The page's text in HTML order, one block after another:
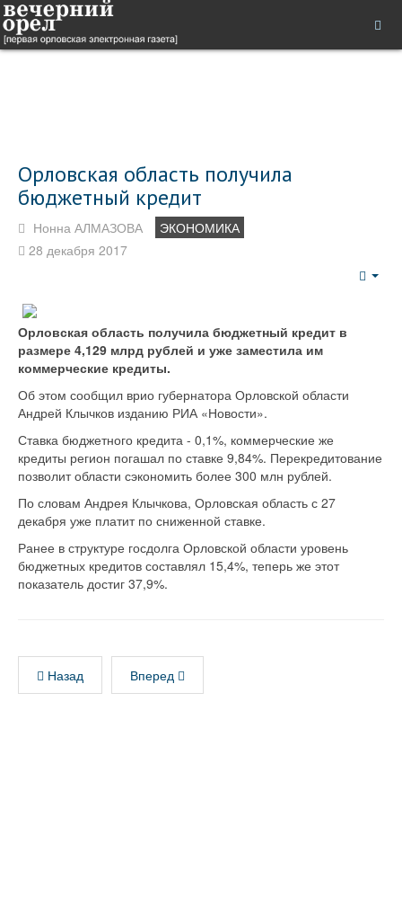
Орловская область получила
бюджетный кредит
Нонна АЛМАЗОВА
ЭКОНОМИКА
28 декабря 2017
Орловская область получила бюджетный кредит в
размере 4,129 млрд рублей и уже заместила им
коммерческие кредиты.
Об этом сообщил врио губернатора Орловской области
Андрей Клычков изданию РИА «Новости».
Ставка бюджетного кредита - 0,1%, коммерческие же
кредиты регион погашал по ставке 9,84%. Перекредитование
позволит области сэкономить более 300 млн рублей.
По словам Андрея Клычкова, Орловская область с 27
декабря уже платит по сниженной ставке.
Ранее в структуре госдолга Орловской области уровень
бюджетных кредитов составлял 15,4%, теперь же этот
показатель достиг 37,9%.
Назад Вперед